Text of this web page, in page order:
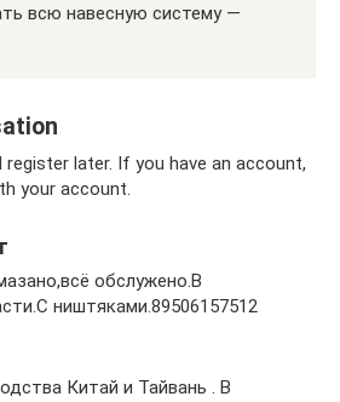
всю навесную систему —
later. If you have an account,
your account.
обслужено.В
ништяками.89506157512
Китай и Тайвань . В